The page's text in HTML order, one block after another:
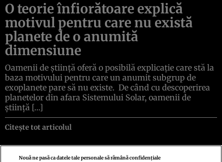
O teorie înfiorătoare explică
motivul pentru care nu există
planete de o anumită
dimensiune
Oamenii de știință oferă o posibilă explicație care stă la
baza motivului pentru care un anumit subgrup de
exoplanete pare să nu existe. De când cu descoperirea
planetelor din afara Sistemului Solar, oamenii de
știință […]
Citește tot articolul
Nouă ne pasă ca datele tale personale să rămână confidențiale